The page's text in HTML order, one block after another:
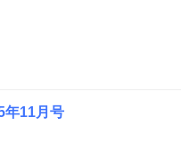
年11月号